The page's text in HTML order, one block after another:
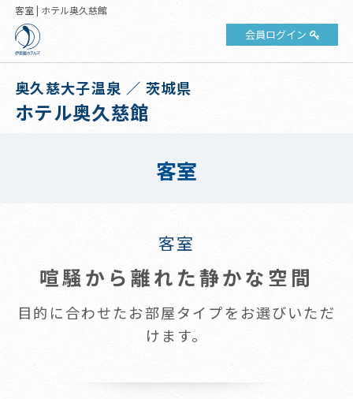
客室 | ホテル奥久慈館
会員ログイン
奥久慈大子温泉 ／ 茨城県
ホテル奥久慈館
客室
客室
喧騒から離れた静かな空間
目的に合わせたお部屋タイプをお選びいただ
けます。